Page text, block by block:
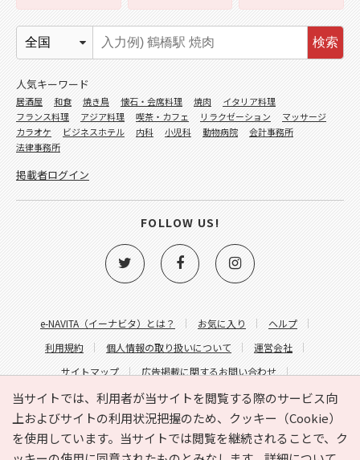
当サイトでは、利用者が当サイトを閲覧する際のサービス向
上およびサイトの利用状況把握のため、クッキー（Cookie）
を使用しています。当サイトでは閲覧を継続されることで、ク
e-NAVITA（イーナビタ）とは？ お気に入り
ヘルプ
利用規約
個人情報の取り扱いについて
運営会社
サイトマップ
広告掲載に関するお問い合わせ
サイトの内容に関するお問い合わせ
検索
人気キーワード
居酒屋 和食 焼き鳥 懐石・会席料理 焼肉
イタリア料理
フランス料理
アジア料理 喫茶・カフェ リラクゼーション
マッサージ
カラオケ
ビジネスホテル 内科 小児科 動物病院
会計事務所
法律事務所
掲載者ログイン
FOLLOW US!